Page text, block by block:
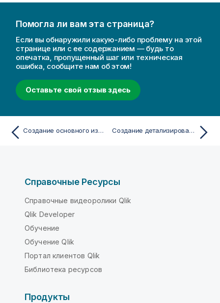
е
п
о
д
с
к
а
з
к
Помогла ли вам эта страница?
Если вы обнаружили какую-либо проблему на этой
странице или с ее содержанием — будь то
опечатка, пропущенный шаг или техническая
ошибка, сообщите нам об этом!
Оставьте свой отзыв здесь
Создание основного измерения из поля Создание детализированного измерения
Справочные Ресурсы
Справочные видеоролики Qlik
Qlik Developer
Обучение
Обучение Qlik
Портал клиентов Qlik
Библиотека ресурсов
Продукты